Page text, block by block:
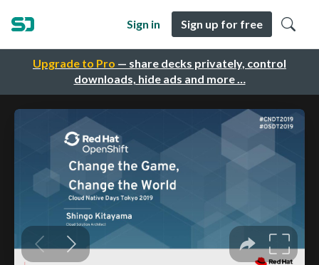
Upgrade to Pro — share decks privately, control
downloads, hide ads and more …
Sign in Sign up for free